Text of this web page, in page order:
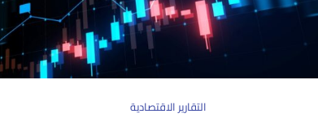
التقارير الاقتصادية